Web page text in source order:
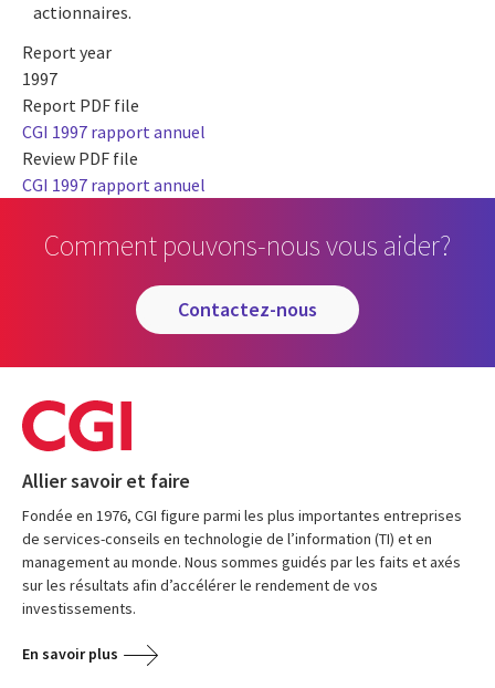
actionnaires.
Report year
1997
Report PDF file
CGI 1997 rapport annuel
Review PDF file
CGI 1997 rapport annuel
Comment pouvons-nous vous aider?
contactez-nous
Allier savoir et faire
Fondée en 1976, CGI figure parmi les plus importantes entreprises
de services-conseils en technologie de l’information (TI) et en
management au monde. Nous sommes guidés par les faits et axés
sur les résultats afin d’accélérer le rendement de vos
investissements.
En savoir plus